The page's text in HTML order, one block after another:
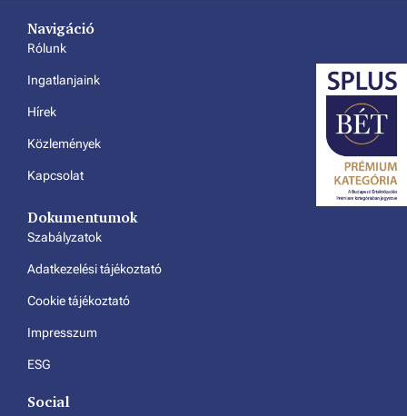
Navigáció
Rólunk
Ingatlanjaink
Hírek
Közlemények
Kapcsolat
Dokumentumok
Szabályzatok
Adatkezelési tájékoztató
Cookie tájékoztató
Impresszum
ESG
Social